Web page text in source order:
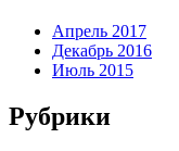
Апрель 2017
Декабрь 2016
Июль 2015
Рубрики